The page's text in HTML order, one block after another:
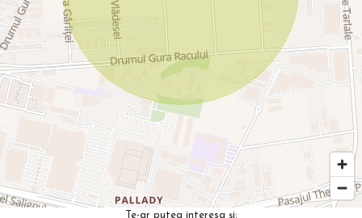
Te-ar putea interesa și: